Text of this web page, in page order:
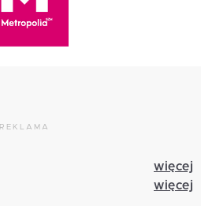
REKLAMA
więcej
więcej